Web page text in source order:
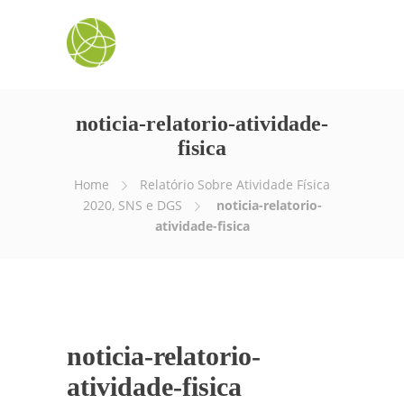
noticia-relatorio-atividade-
fisica
Home
Relatório Sobre Atividade Física
2020, SNS e DGS
noticia-relatorio-
atividade-fisica
noticia-relatorio-
atividade-fisica